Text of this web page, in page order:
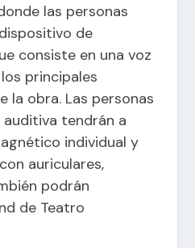
las personas
de
consiste en una voz
principales
la obra. Las personas
tendrán a
individual y
auriculares,
podrán
de Teatro